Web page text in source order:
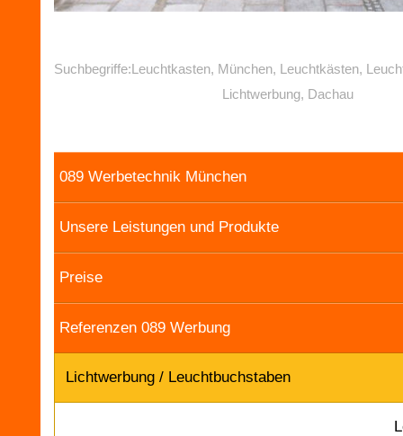
Suchbegriffe:Leuchtkasten, München, Leuchtkästen,
Lichtwerbung, Dachau
089 Werbetechnik München
Unsere Leistungen und Produkte
Preise
Referenzen 089 Werbung
Lichtwerbung / Leuchtbuchstaben